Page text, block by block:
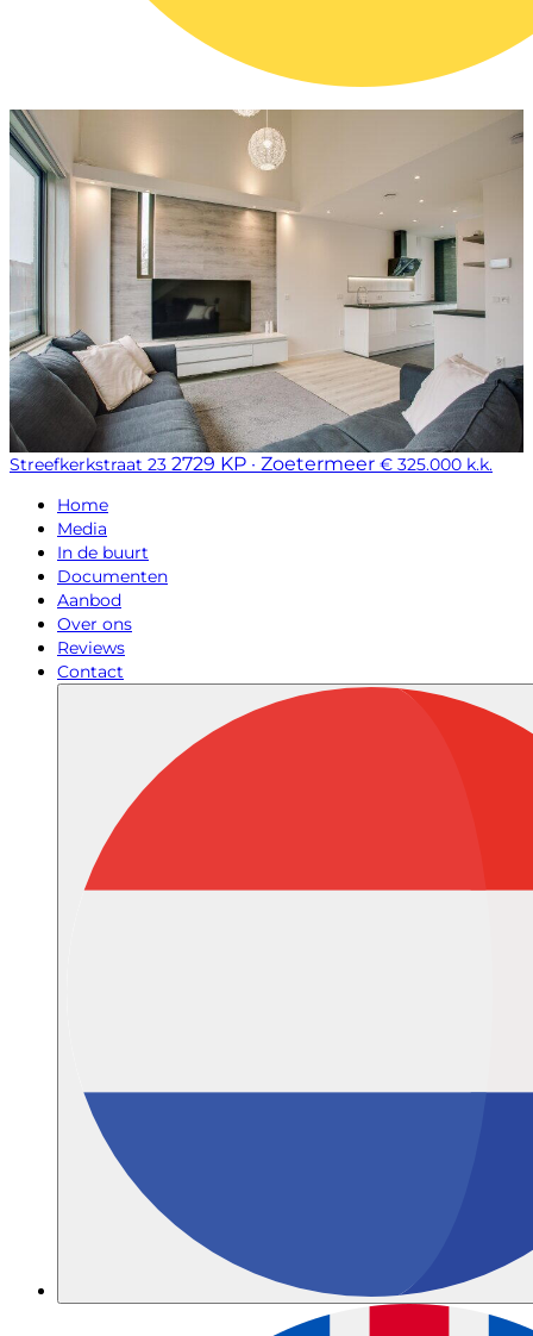
Streefkerkstraat 23 2729 KP · Zoetermeer € 325.000 k.k.
Home
Media
In de buurt
Documenten
Aanbod
Over ons
Reviews
Contact